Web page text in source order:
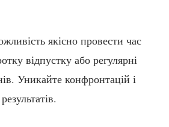
якісно провести час
відпустку або регулярні
Уникайте конфронтацій і